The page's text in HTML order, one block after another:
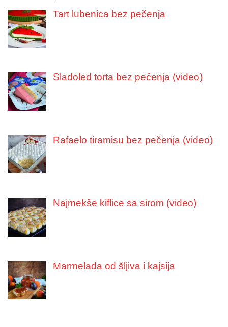
Tart lubenica bez pečenja
Sladoled torta bez pečenja (video)
Rafaelo tiramisu bez pečenja (video)
Najmekše kiflice sa sirom (video)
Marmelada od šljiva i kajsija